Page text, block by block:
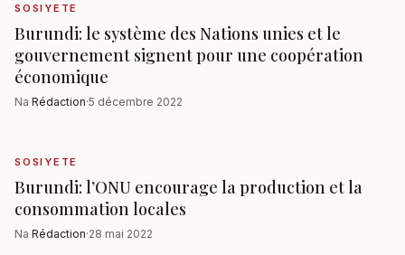
SOSIYETE
Burundi: le système des Nations unies et le
gouvernement signent pour une coopération
économique
Na Rédaction·5 décembre 2022
SOSIYETE
Burundi: l’ONU encourage la production et la
consommation locales
Na Rédaction·28 mai 2022